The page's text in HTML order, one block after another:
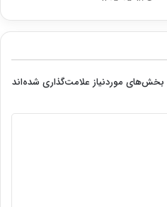
بخش‌های موردنیاز علامت‌گذاری شده‌اند